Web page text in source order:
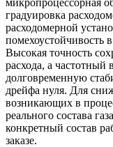
градуировка
расходомерной
помехоустойчивость
Высокая точность
расхода, а частотный
долговременную
дрейфа нуля. Для
возникающих в
реального состава
конкретный состав
заказе.